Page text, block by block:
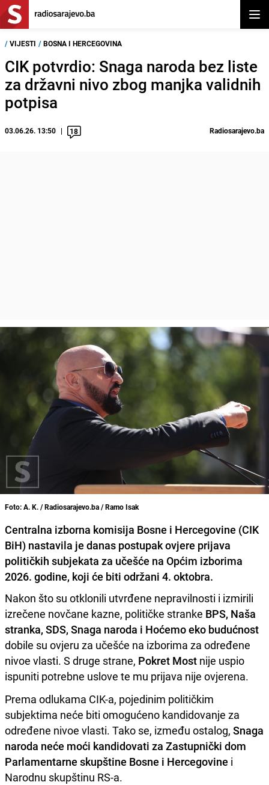
/ VIJESTI / BOSNA I HERCEGOVINA
CIK potvrdio: Snaga naroda bez liste
za državni nivo zbog manjka validnih
potpisa
03.06.26. 13:50 18 Radiosarajevo.ba
Foto: A. K. / Radiosarajevo.ba / Ramo Isak
Centralna izborna komisija Bosne i Hercegovine (CIK
BiH) nastavila je danas postupak ovjere prijava
političkih subjekata za učešće na Općim izborima
2026. godine, koji će biti održani 4. oktobra.
Nakon što su otklonili utvrđene nepravilnosti i izmirili
izrečene novčane kazne, političke stranke BPS, Naša
stranka, SDS, Snaga naroda i Hoćemo eko budućnost
dobile su ovjeru za učešće na izborima za određene
nivoe vlasti. S druge strane, Pokret Most nije uspio
ispuniti potrebne uslove te mu prijava nije ovjerena.
Prema odlukama CIK-a, pojedinim političkim
subjektima neće biti omogućeno kandidovanje za
određene nivoe vlasti. Tako se, između ostalog, Snaga
naroda neće moći kandidovati za Zastupnički dom
Parlamentarne skupštine Bosne i Hercegovine i
Narodnu skupštinu RS-a.